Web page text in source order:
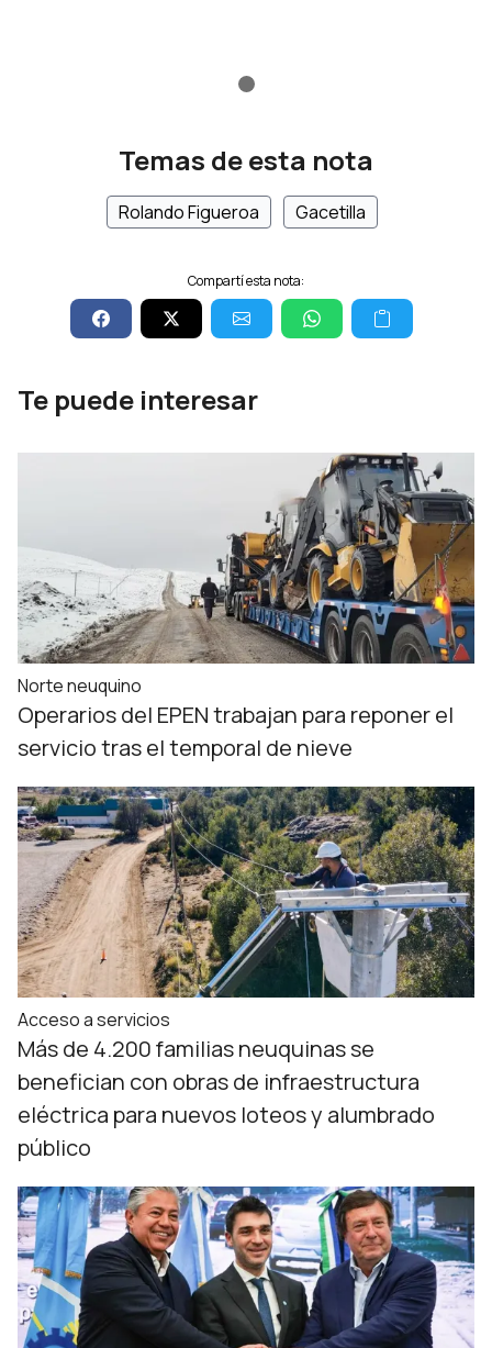
Temas de esta nota
Rolando Figueroa Gacetilla
Compartí esta nota:
Te puede interesar
Norte neuquino
Operarios del EPEN trabajan para reponer el
servicio tras el temporal de nieve
Acceso a servicios
Más de 4.200 familias neuquinas se
benefician con obras de infraestructura
eléctrica para nuevos loteos y alumbrado
público